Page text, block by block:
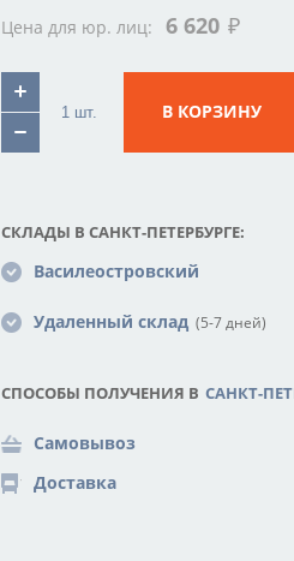
Цена для юр. лиц: 6 620 ₽
В КОРЗИНУ
СКЛАДЫ В САНКТ-ПЕТЕРБУРГЕ:
Василеостровский
Удаленный склад (5-7 дней)
СПОСОБЫ ПОЛУЧЕНИЯ В САНКТ-
Самовывоз
Доставка